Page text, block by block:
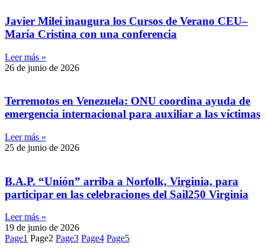
Javier Milei inaugura los Cursos de Verano CEU–
María Cristina con una conferencia
Leer más »
26 de junio de 2026
Terremotos en Venezuela: ONU coordina ayuda de
emergencia internacional para auxiliar a las víctimas
Leer más »
25 de junio de 2026
B.A.P. “Unión” arriba a Norfolk, Virginia, para
participar en las celebraciones del Sail250 Virginia
Leer más »
19 de junio de 2026
Page1 Page2 Page3 Page4 Page5